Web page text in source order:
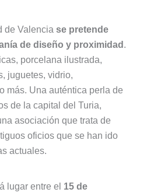
de Valencia se pretende
de diseño y proximidad .
porcelana ilustrada,
juguetes, vidrio,
más. Una auténtica perla de
de la capital del Turia,
asociación que trata de
oficios que se han ido
actuales.
lugar entre el 15 de